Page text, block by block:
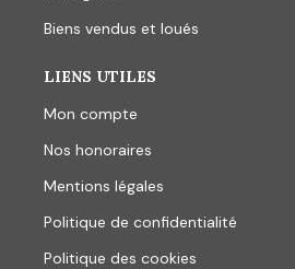
Biens vendus et loués
LIENS UTILES
Mon compte
Nos honoraires
Mentions légales
Politique de confidentialité
Politique des cookies